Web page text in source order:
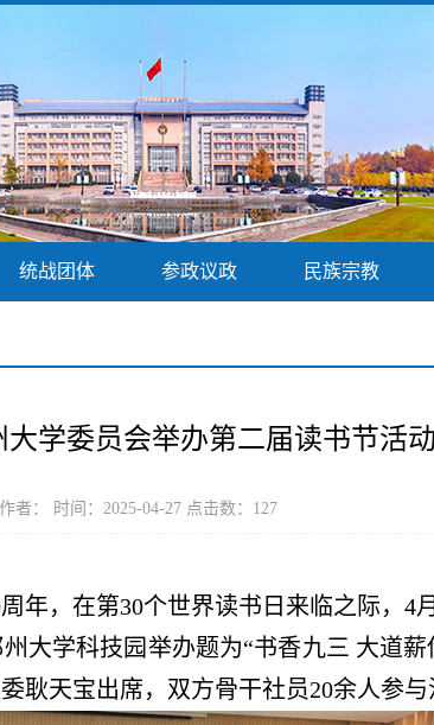
统战团体 参政议政 民族宗教
大学委员会举办第二届读书节活动
作者： 时间：2025-04-27 点击数： 127
年，在第30个世界读书日来临之际，4
大学科技园举办题为“书香九三 大道薪
耿天宝出席，双方骨干社员20余人参与